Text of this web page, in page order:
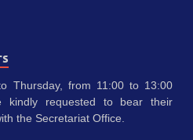
Thursday, from 11:00 to 13:00
kindly requested to bear their
the Secretariat Office.